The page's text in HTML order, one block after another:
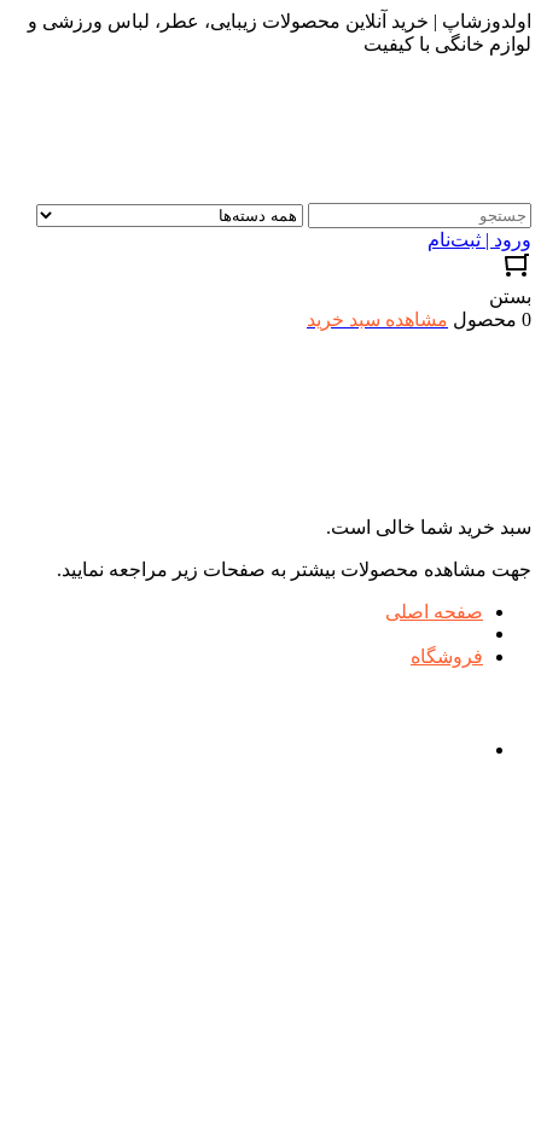
اولدوزشاپ | خرید آنلاین محصولات زیبایی، عطر، لباس ورزشی و
لوازم خانگی با کیفیت
ورود | ثبت‌نام
بستن
0 محصول
مشاهده سبد خرید
سبد خرید شما خالی است.
جهت مشاهده محصولات بیشتر به صفحات زیر مراجعه نمایید.
صفحه اصلی
فروشگاه